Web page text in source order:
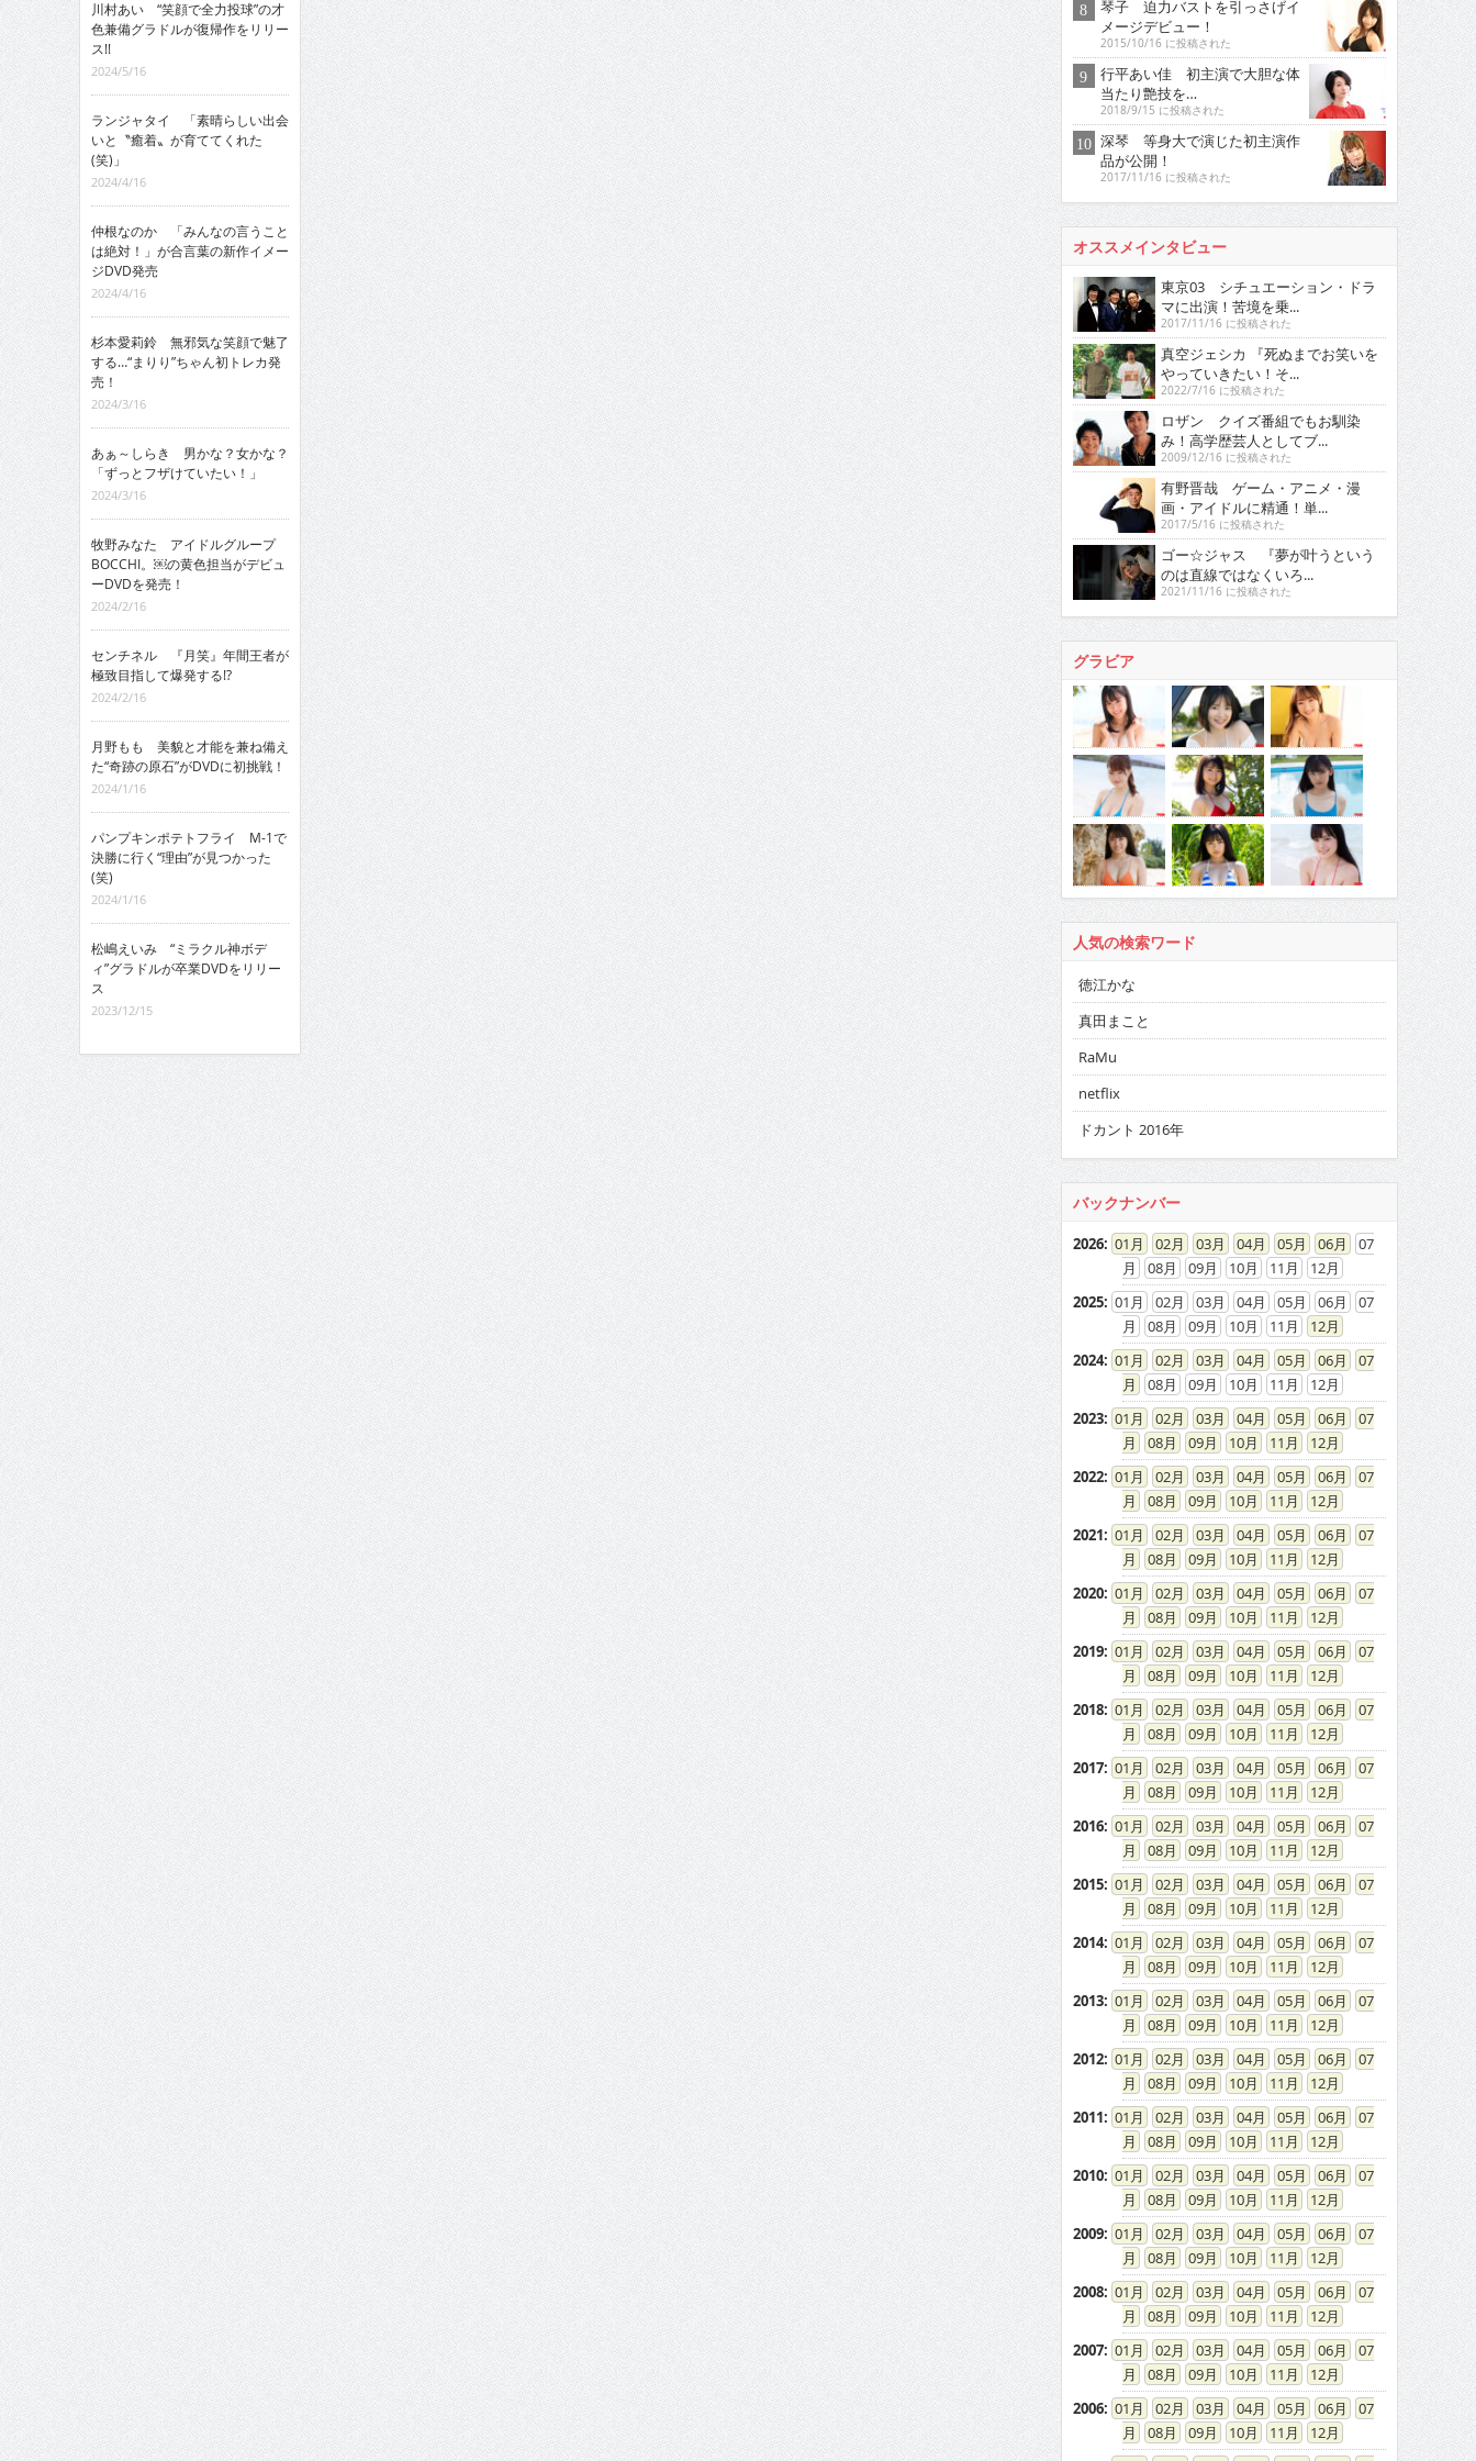
川村あい “笑顔で全力投球”の才
色兼備グラドルが復帰作をリリー
ス!!
2024/5/16
ランジャタイ 「素晴らしい出会
いと〝癒着〟が育ててくれた
(笑)」
2024/4/16
仲根なのか 「みんなの言うこと
は絶対！」が合言葉の新作イメー
ジDVD発売
2024/4/16
杉本愛莉鈴 無邪気な笑顔で魅了
する…“まりり”ちゃん初トレカ発
売！
2024/3/16
あぁ～しらき 男かな？女かな？
「ずっとフザけていたい！」
2024/3/16
牧野みなた アイドルグループ
BOCCHI。￼の黄色担当がデビュ
ーDVDを発売！
2024/2/16
センチネル 『月笑』年間王者が
極致目指して爆発する!?
2024/2/16
月野もも 美貌と才能を兼ね備え
た“奇跡の原石”がDVDに初挑戦！
2024/1/16
パンプキンポテトフライ M-1で
決勝に行く“理由”が見つかった
(笑)
2024/1/16
松嶋えいみ “ミラクル神ボデ
ィ”グラドルが卒業DVDをリリー
ス
2023/12/15
琴子 迫力バストを引っさげイ
メージデビュー！
2015/10/16 に投稿された
行平あい佳 初主演で大胆な体
当たり艶技を…
2018/9/15 に投稿された
深琴 等身大で演じた初主演作
品が公開！
2017/11/16 に投稿された
オススメインタビュー
東京03 シチュエーション・ドラ
マに出演！苦境を乗...
2017/11/16 に投稿された
真空ジェシカ 『死ぬまでお笑いを
やっていきたい！そ...
2022/7/16 に投稿された
ロザン クイズ番組でもお馴染
み！高学歴芸人としてブ...
2009/12/16 に投稿された
有野晋哉 ゲーム・アニメ・漫
画・アイドルに精通！単...
2017/5/16 に投稿された
ゴー☆ジャス 『夢が叶うという
のは直線ではなくいろ...
2021/11/16 に投稿された
グラビア
人気の検索ワード
徳江かな
真田まこと
RaMu
netflix
ドカント 2016年
バックナンバー
2026: 01 02 03 04 05 06
07
08
09 10 11
12
2025: 01 02 03 04 05 06
07
08
09 10 11
12
2024: 01 02 03 04 05 06
07
08
09 10 11
12
2023: 01 02 03 04 05 06
07
08
09 10 11
12
2022: 01 02 03 04 05 06
07
08
09 10 11
12
2021: 01 02 03 04 05 06
07
08
09 10 11
12
2020: 01 02 03 04 05 06
07
08
09 10 11
12
2019: 01 02 03 04 05 06
07
08
09 10 11
12
2018: 01 02 03 04 05 06
07
08
09 10 11
12
2017: 01 02 03 04 05 06
07
08
09 10 11
12
2016: 01 02 03 04 05 06
07
08
09 10 11
12
2015: 01 02 03 04 05 06
07
08
09 10 11
12
2014: 01 02 03 04 05 06
07
08
09 10 11
12
2013: 01 02 03 04 05 06
07
08
09 10 11
12
2012: 01 02 03 04 05 06
07
08
09 10 11
12
2011: 01 02 03 04 05 06
07
08
09 10 11
12
2010: 01 02 03 04 05 06
07
08
09 10 11
12
2009: 01 02 03 04 05 06
07
08
09 10 11
12
2008: 01 02 03 04 05 06
07
08
09 10 11
12
2007: 01 02 03 04 05 06
07
08
09 10 11
12
2006: 01 02 03 04 05 06
07
08
09 10 11
12